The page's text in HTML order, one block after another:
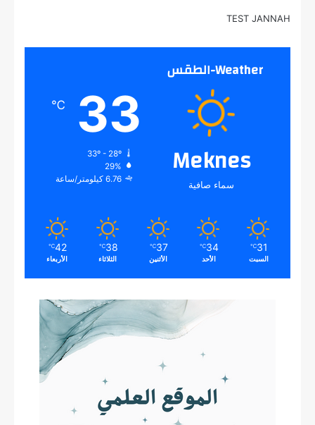
TEST JANNAH
Weather-الطقس
Meknes
سماء صافية
33
℃
33º - 28º
29%
6.76 كيلومتر/ساعة
31
℃
السبت
34
℃
الأحد
37
℃
الأثنين
38
℃
الثلاثاء
42
℃
الأربعاء